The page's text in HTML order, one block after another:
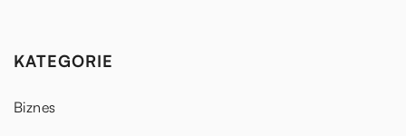
KATEGORIE
Biznes